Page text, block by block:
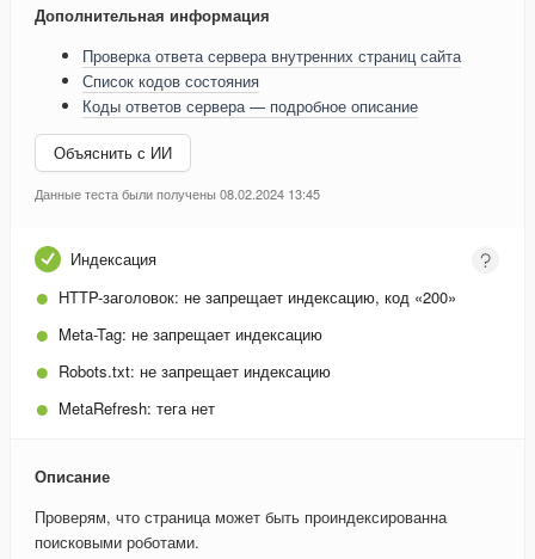
Дополнительная информация
Проверка ответа сервера внутренних страниц сайта
Список кодов состояния
Коды ответов сервера — подробное описание
Объяснить с ИИ
Данные теста были получены 08.02.2024 13:45
Индексация
HTTP-заголовок: не запрещает индексацию, код «200»
Meta-Tag: не запрещает индексацию
Robots.txt: не запрещает индексацию
MetaRefresh: тега нет
Описание
Проверям, что страница может быть проиндексированна
поисковыми роботами.